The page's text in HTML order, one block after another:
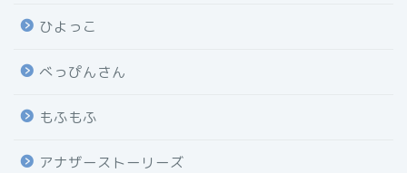
ひよっこ
べっぴんさん
もふもふ
アナザーストーリーズ